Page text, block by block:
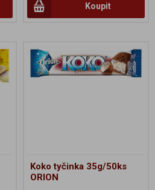
Koupit
Koko tyčinka 35g/50ks
ORION